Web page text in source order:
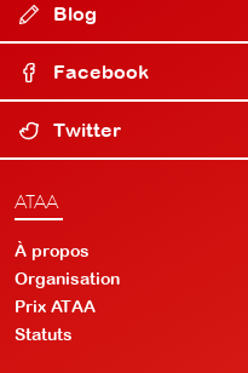
Blog
Facebook
Twitter
ATAA
À propos
Organisation
Prix ATAA
Statuts